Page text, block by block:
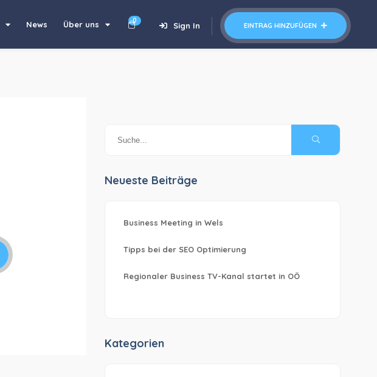
EINTRAG HINZUFÜGEN
Sign In
0
News Über uns
Neueste Beiträge
Business Meeting in Wels
Tipps bei der SEO Optimierung
Regionaler Business TV-Kanal startet in OÖ
Kategorien